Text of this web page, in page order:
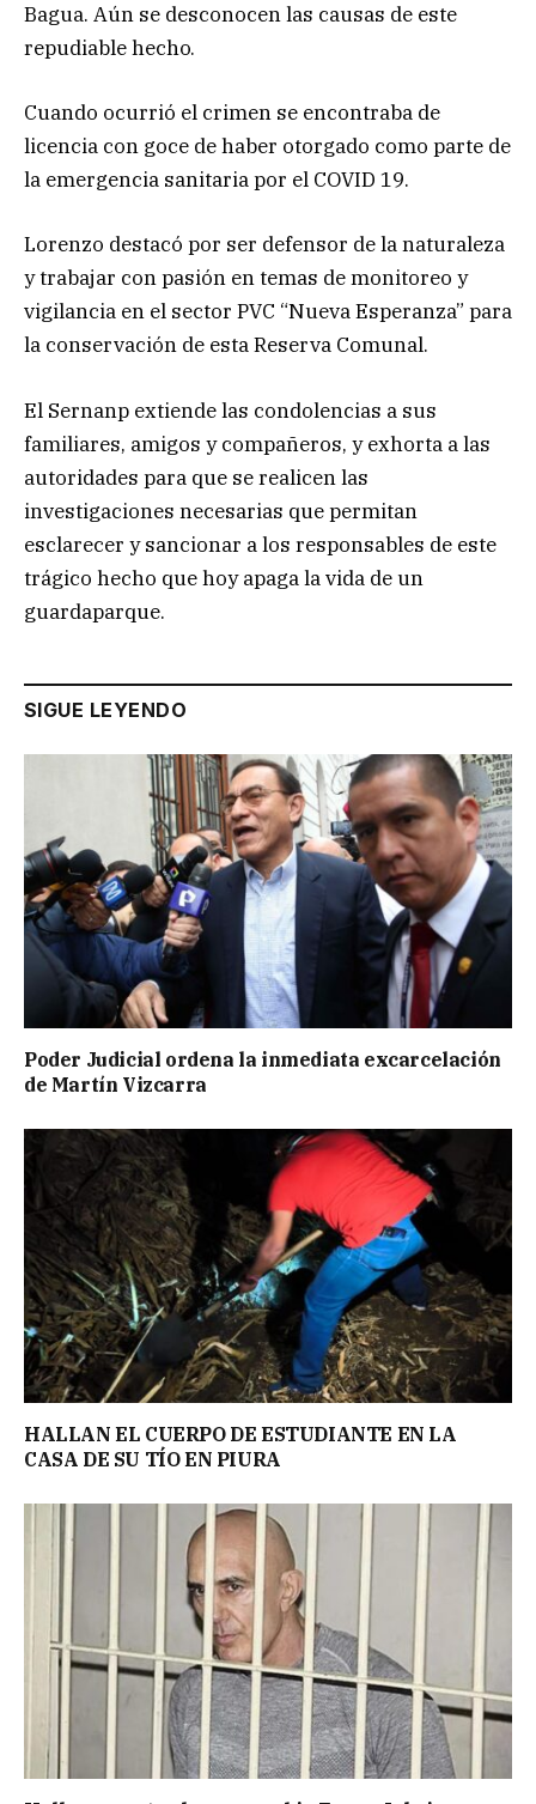
Bagua. Aún se desconocen las causas de este
repudiable hecho.
Cuando ocurrió el crimen se encontraba de
licencia con goce de haber otorgado como parte de
la emergencia sanitaria por el COVID 19.
Lorenzo destacó por ser defensor de la naturaleza
y trabajar con pasión en temas de monitoreo y
vigilancia en el sector PVC “Nueva Esperanza” para
la conservación de esta Reserva Comunal.
El Sernanp extiende las condolencias a sus
familiares, amigos y compañeros, y exhorta a las
autoridades para que se realicen las
investigaciones necesarias que permitan
esclarecer y sancionar a los responsables de este
trágico hecho que hoy apaga la vida de un
guardaparque.
SIGUE LEYENDO
Poder Judicial ordena la inmediata excarcelación
de Martín Vizcarra
HALLAN EL CUERPO DE ESTUDIANTE EN LA
CASA DE SU TÍO EN PIURA